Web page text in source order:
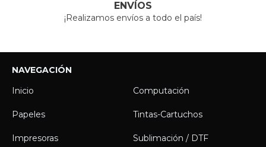
ENVÍOS
¡Realizamos envíos a todo el país!
NAVEGACIÓN
Inicio
Computación
Papeles Tintas-Cartuchos
Impresoras Sublimación / DTF